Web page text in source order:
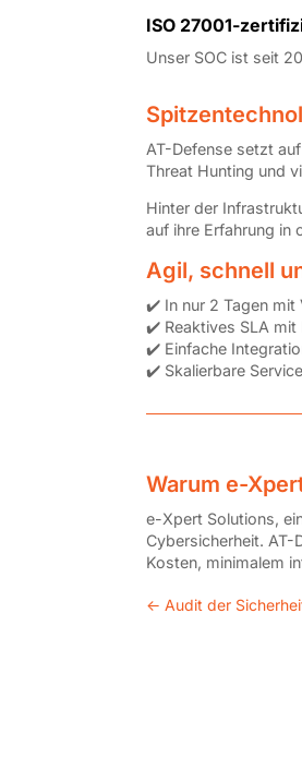
ISO 27001-
Unser SOC ist seit
AT-Defense setzt
Threat Hunting und
Hinter der
auf ihre Erfahrung in
Agil, schnell
✔️ In nur 2 Tagen
✔️ Reaktives SLA mit
✔️ Einfache
✔️ Skalierbare
Warum e-
e-Xpert Solutions,
Cybersicherheit.
Kosten, minimalem
←Audit der